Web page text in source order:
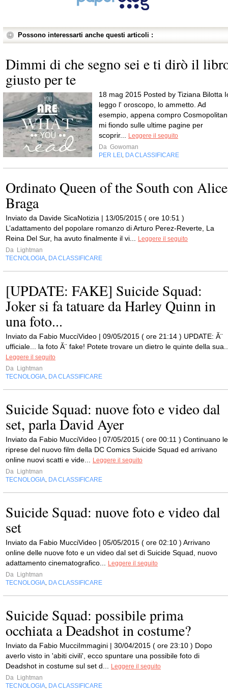
Possono interessarti anche questi articoli :
Dimmi di che segno sei e ti dirò il
giusto per te
18 mag 2015 Posted by Tiziana Bilotta
leggo l' oroscopo, lo ammetto. Ad
esempio, appena compro
mi fiondo sulle ultime pagine per
scoprir...
Leggere il seguito
Da Gowoman
PER LEI
DA CLASSIFICARE
Ordinato Queen of the South con Alice
Braga
Inviato da Davide SicaNotizia | 13/05/2015 ( ore 10:51 )
L’adattamento del popolare romanzo di Arturo Perez-Reverte, La
Reina Del Sur, ha avuto finalmente il vi...
Leggere il seguito
Da Lightman
TECNOLOGIA DA CLASSIFICARE
[UPDATE: FAKE] Suicide Squad:
Joker si fa tatuare da Harley Quinn in
una foto...
Inviato da Fabio MucciVideo | 09/05/2015 ( ore 21:14 ) UPDATE: Ă¨
ufficiale... la foto Ă¨ fake! Potete trovare un dietro le quinte della
Leggere il seguito
Da Lightman
TECNOLOGIA DA CLASSIFICARE
Suicide Squad: nuove foto e video dal
set, parla David Ayer
Inviato da Fabio MucciVideo | 07/05/2015 ( ore 00:11 ) Continuano le
riprese del nuovo film della DC Comics Suicide Squad ed arrivano
online nuovi scatti e vide...
Leggere il seguito
Da Lightman
TECNOLOGIA DA CLASSIFICARE
Suicide Squad: nuove foto e video dal
set
Inviato da Fabio MucciVideo | 05/05/2015 ( ore 02:10 ) Arrivano
online delle nuove foto e un video dal set di Suicide Squad, nuovo
adattamento cinematografico...
Leggere il seguito
Da Lightman
TECNOLOGIA DA CLASSIFICARE
Suicide Squad: possibile prima
occhiata a Deadshot in costume?
Inviato da Fabio MucciImmagini | 30/04/2015 ( ore 23:10 ) Dopo
averlo visto in 'abiti civili', ecco spuntare una possibile foto di
Deadshot in costume sul set d...
Leggere il seguito
Da Lightman
TECNOLOGIA DA CLASSIFICARE